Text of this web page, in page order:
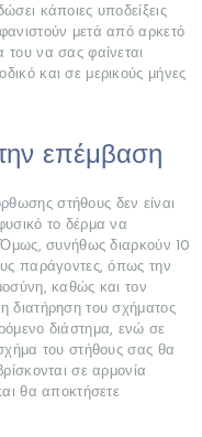
κάποιες υποδείξεις
μετά από αρκετό
να σας φαίνεται
και σε μερικούς μήνες
επέμβαση
στήθους δεν είναι
το δέρμα να
Όμως, συνήθως διαρκούν 10
παράγοντες, όπως την
καθώς και τον
διατήρηση του σχήματος
διάστημα, ενώ σε
του στήθους σας θα
σε αρμονία
θα αποκτήσετε